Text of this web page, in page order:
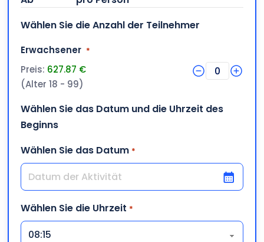
Wählen Sie die Anzahl der Teilnehmer
Erwachsener Menge
*
Preis: 627.87 € 0
(Alter 18 - 99)
Wählen Sie das Datum und die Uhrzeit des
Beginns
Wählen Sie das Datum *
TT Schrägstrich MM Schrägstrich JJJJ
Wählen Sie die Uhrzeit *